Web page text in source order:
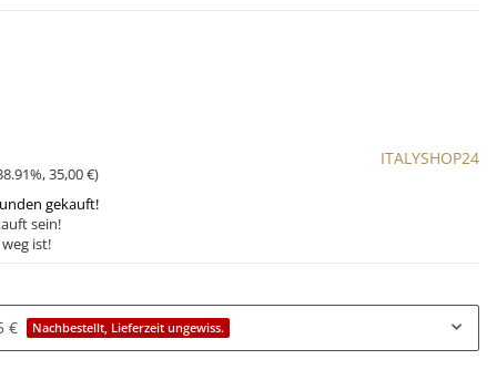
,35,00 €)
gekauft!
sein!
ist!
ITALYSHOP24
€ Nachbestellt, Lieferzeit ungewiss.